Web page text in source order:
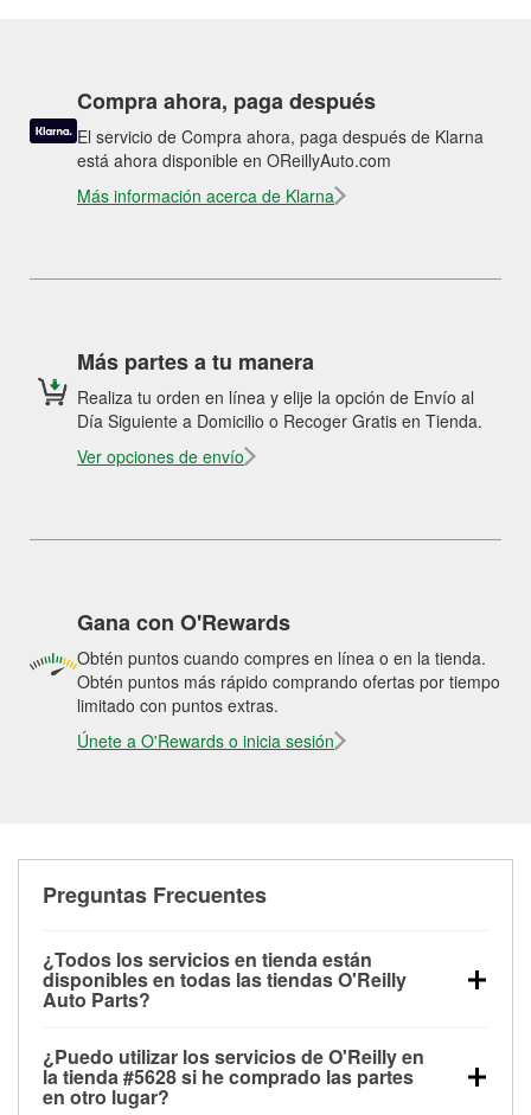
Compra ahora, paga después
El servicio de Compra ahora, paga después de Klarna
está ahora disponible en OReillyAuto.com
Más información acerca de Klarna
Más partes a tu manera
Realiza tu orden en línea y elije la opción de Envío al
Día Siguiente a Domicilio o Recoger Gratis en Tienda.
Ver opciones de envío
Gana con O'Rewards
Obtén puntos cuando compres en línea o en la tienda.
Obtén puntos más rápido comprando ofertas por tiempo
limitado con puntos extras.
Únete a O'Rewards o inicia sesión
Preguntas Frecuentes
¿Todos los servicios en tienda están
disponibles en todas las tiendas O'Reilly
Auto Parts?
las pruebas de batería, pruebas de alternador y
motor de arranque, revisión de la luz “Check Engine”
¿Puedo utilizar los servicios de O'Reilly en
la tienda #5628 si he comprado las partes
en otro lugar?